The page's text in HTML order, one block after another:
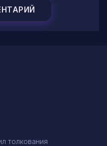
толкования